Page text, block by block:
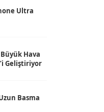
Ultra
Büyük Hava
Geliştiriyor
Basma